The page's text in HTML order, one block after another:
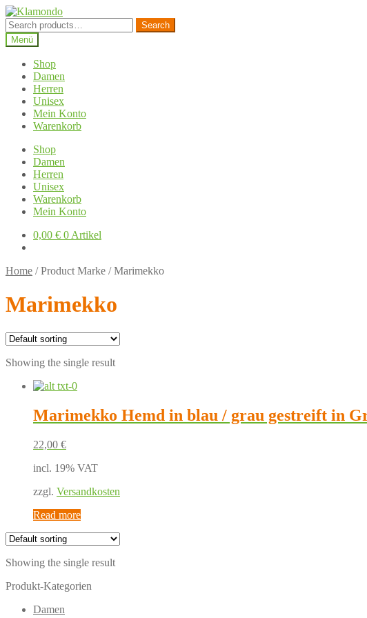
Zur
Navigation
springen
Zum
Inhalt
springen
Search
for:
Search
Menü
Shop
Damen
Herren
Unisex
Mein Konto
Warenkorb
Shop
Damen
Herren
Unisex
Warenkorb
Mein Konto
0,00 € 0 Artikel
Home /Product Marke /Marimekko
Marimekko
Showing the single result
Marimekko Hemd in blau / grau gestreift in
22,00 €
incl. 19% VAT
zzgl. Versandkosten
Read more
Showing the single result
Produkt-Kategorien
Damen